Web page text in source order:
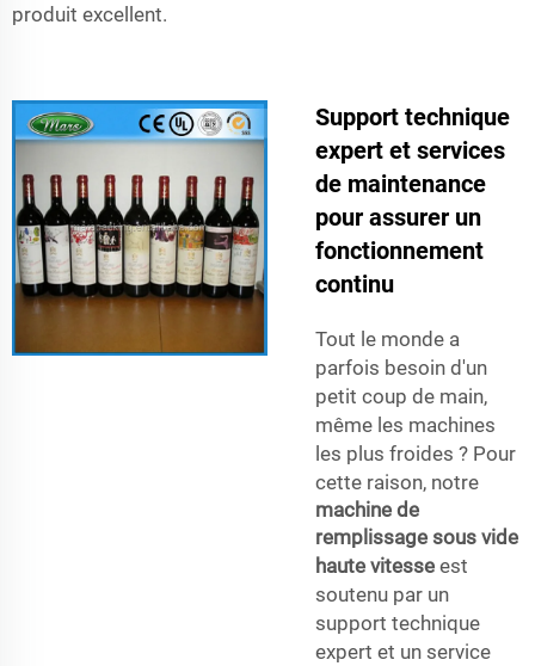
produit excellent.
Support technique
expert et services
de maintenance
pour assurer un
fonctionnement
continu
Tout le monde a
parfois besoin d'un
petit coup de main,
même les machines
les plus froides ? Pour
cette raison, notre
machine de
remplissage sous vide
haute vitesse est
soutenu par un
support technique
expert et un service